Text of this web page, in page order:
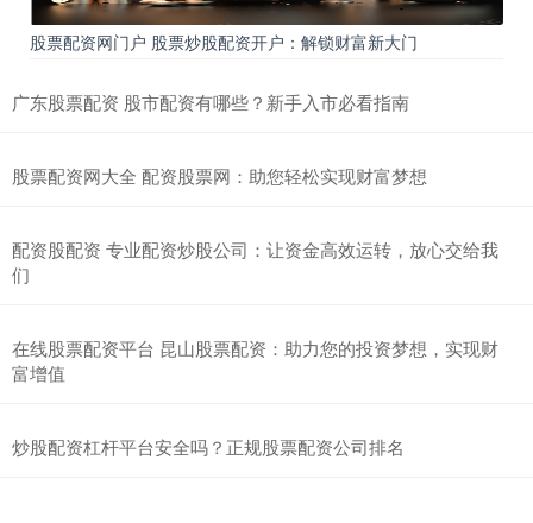
股票配资网门户 股票炒股配资开户：解锁财富新大门
广东股票配资 股市配资有哪些？新手入市必看指南
股票配资网大全 配资股票网：助您轻松实现财富梦想
配资股配资 专业配资炒股公司：让资金高效运转，放心交给我
们
在线股票配资平台 昆山股票配资：助力您的投资梦想，实现财
富增值
炒股配资杠杆平台安全吗？正规股票配资公司排名